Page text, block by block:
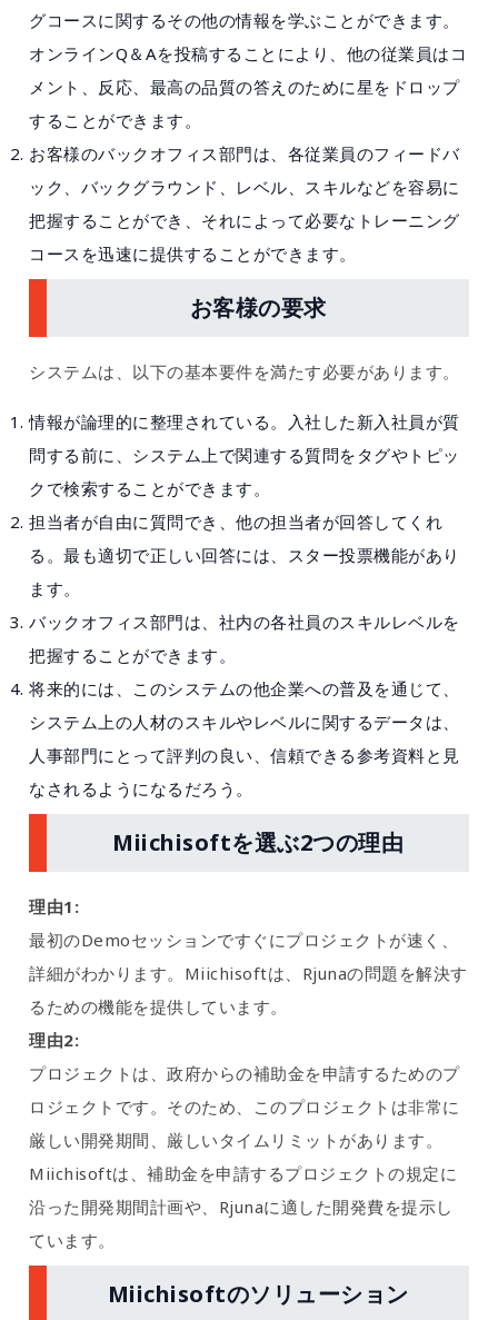
グコースに関するその他の情報を学ぶことができます。
オンラインQ＆Aを投稿することにより、他の従業員はコ
メント、反応、最高の品質の答えのために星をドロップ
することができます。
お客様のバックオフィス部門は、各従業員のフィードバ
ック、バックグラウンド、レベル、スキルなどを容易に
把握することができ、それによって必要なトレーニング
コースを迅速に提供することができます。
お客様の要求
システムは、以下の基本要件を満たす必要があります。
情報が論理的に整理されている。入社した新入社員が質
問する前に、システム上で関連する質問をタグやトピッ
クで検索することができます。
担当者が自由に質問でき、他の担当者が回答してくれ
る。最も適切で正しい回答には、スター投票機能があり
ます。
バックオフィス部門は、社内の各社員のスキルレベルを
把握することができます。
将来的には、このシステムの他企業への普及を通じて、
システム上の人材のスキルやレベルに関するデータは、
人事部門にとって評判の良い、信頼できる参考資料と見
なされるようになるだろう。
Miichisoftを選ぶ2つの理由
理由1:
最初のDemoセッションですぐにプロジェクトが速く、
詳細がわかります。Miichisoftは、Rjunaの問題を解決す
るための機能を提供しています。
理由2:
プロジェクトは、政府からの補助金を申請するためのプ
ロジェクトです。そのため、このプロジェクトは非常に
厳しい開発期間、厳しいタイムリミットがあります。
Miichisoftは、補助金を申請するプロジェクトの規定に
沿った開発期間計画や、Rjunaに適した開発費を提示し
ています。
Miichisoftのソリューション